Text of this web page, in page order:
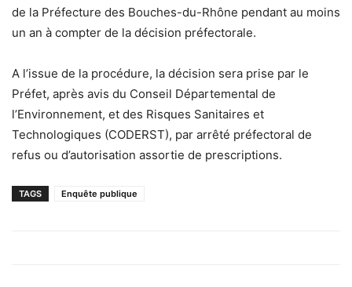
de la Préfecture des Bouches-du-Rhône pendant au moins
un an à compter de la décision préfectorale.
A l’issue de la procédure, la décision sera prise par le
Préfet, après avis du Conseil Départemental de
l’Environnement, et des Risques Sanitaires et
Technologiques (CODERST), par arrêté préfectoral de
refus ou d’autorisation assortie de prescriptions.
TAGS Enquête publique